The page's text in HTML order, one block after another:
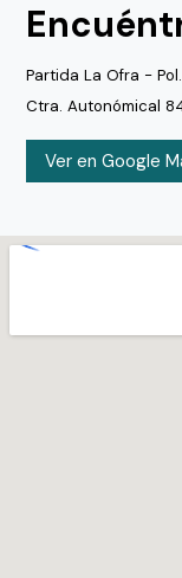
Partida La Ofra -
Ctra. Autonómical
Ver en Google